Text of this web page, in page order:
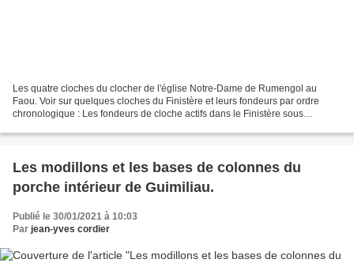
Les quatre cloches du clocher de l'église Notre-Dame de Rumengol au
Faou. Voir sur quelques cloches du Finistère et leurs fondeurs par ordre
chronologique : Les fondeurs de cloche actifs dans le Finistère sous
Les modillons et les bases de colonnes du
porche intérieur de Guimiliau.
Publié le 30/01/2021 à 10:03
Par jean-yves cordier